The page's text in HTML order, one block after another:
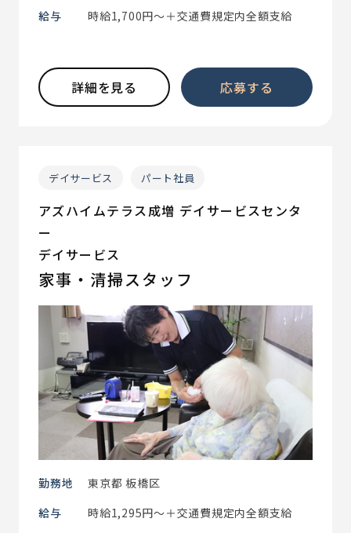
給与
時給1,700円～＋交通費規定内全額支給
詳細を見る 応募する
デイサービス パート社員
アズハイムテラス成増 デイサービスセンタ
ー
デイサービス
家事・清掃スタッフ
勤務地
東京都 板橋区
給与
時給1,295円～＋交通費規定内全額支給